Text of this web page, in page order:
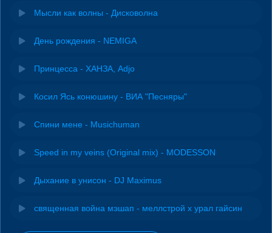
Мысли как волны - Дисковолна
День рождения - NEMIGA
Принцесса - ХАНЗА, Adjo
Косил Ясь конюшину - ВИА "Песняры"
Спини мене - Musichuman
Speed in my veins (Original mix) - MODESSON
Дыхание в унисон - DJ Maximus
священная война мэшап - меллстрой х урал гайсин